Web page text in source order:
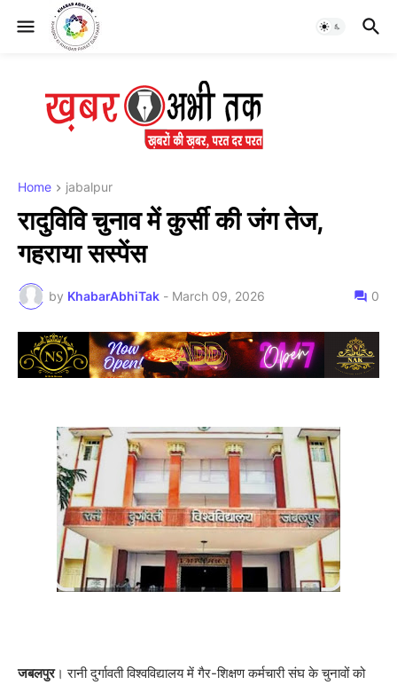
Home jabalpur
रादुविवि चुनाव में कुर्सी की जंग तेज,
गहराया सस्पेंस
by KhabarAbhiTak - March 09, 2026 0
जबलपुर। रानी दुर्गावती विश्वविद्यालय में गैर-शिक्षण कर्मचारी संघ के चुनावों को